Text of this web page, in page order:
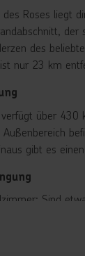
des Roses liegt
der
des
nur 23 km
über 430
Außenbereich
gibt es
Sind